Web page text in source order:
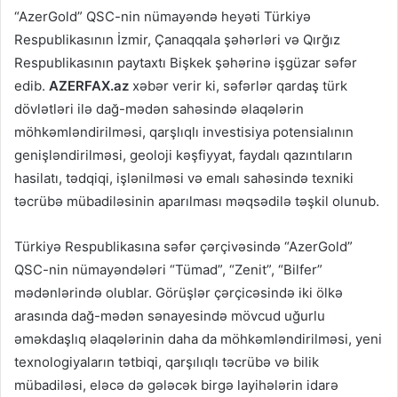
“AzerGold” QSC-nin nümayəndə heyəti Türkiyə
Respublikasının İzmir, Çanaqqala şəhərləri və Qırğız
Respublikasının paytaxtı Bişkek şəhərinə işgüzar səfər
edib. AZERFAX.az xəbər verir ki, səfərlər qardaş türk
dövlətləri ilə dağ-mədən sahəsində əlaqələrin
möhkəmləndirilməsi, qarşlıqlı investisiya potensialının
genişləndirilməsi, geoloji kəşfiyyat, faydalı qazıntıların
hasilatı, tədqiqi, işlənilməsi və emalı sahəsində texniki
təcrübə mübadiləsinin aparılması məqsədilə təşkil olunub.
Türkiyə Respublikasına səfər çərçivəsində “AzerGold”
QSC-nin nümayəndələri “Tümad”, “Zenit”, “Bilfer”
mədənlərində olublar. Görüşlər çərçicəsində iki ölkə
arasında dağ-mədən sənayesində mövcud uğurlu
əməkdaşlıq əlaqələrinin daha da möhkəmləndirilməsi, yeni
texnologiyaların tətbiqi, qarşılıqlı təcrübə və bilik
mübadiləsi, eləcə də gələcək birgə layihələrin idarə